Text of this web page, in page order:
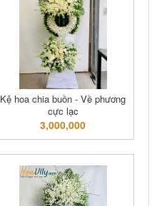
Kệ hoa chia buồn - Về phương
cực lạc
3,000,000